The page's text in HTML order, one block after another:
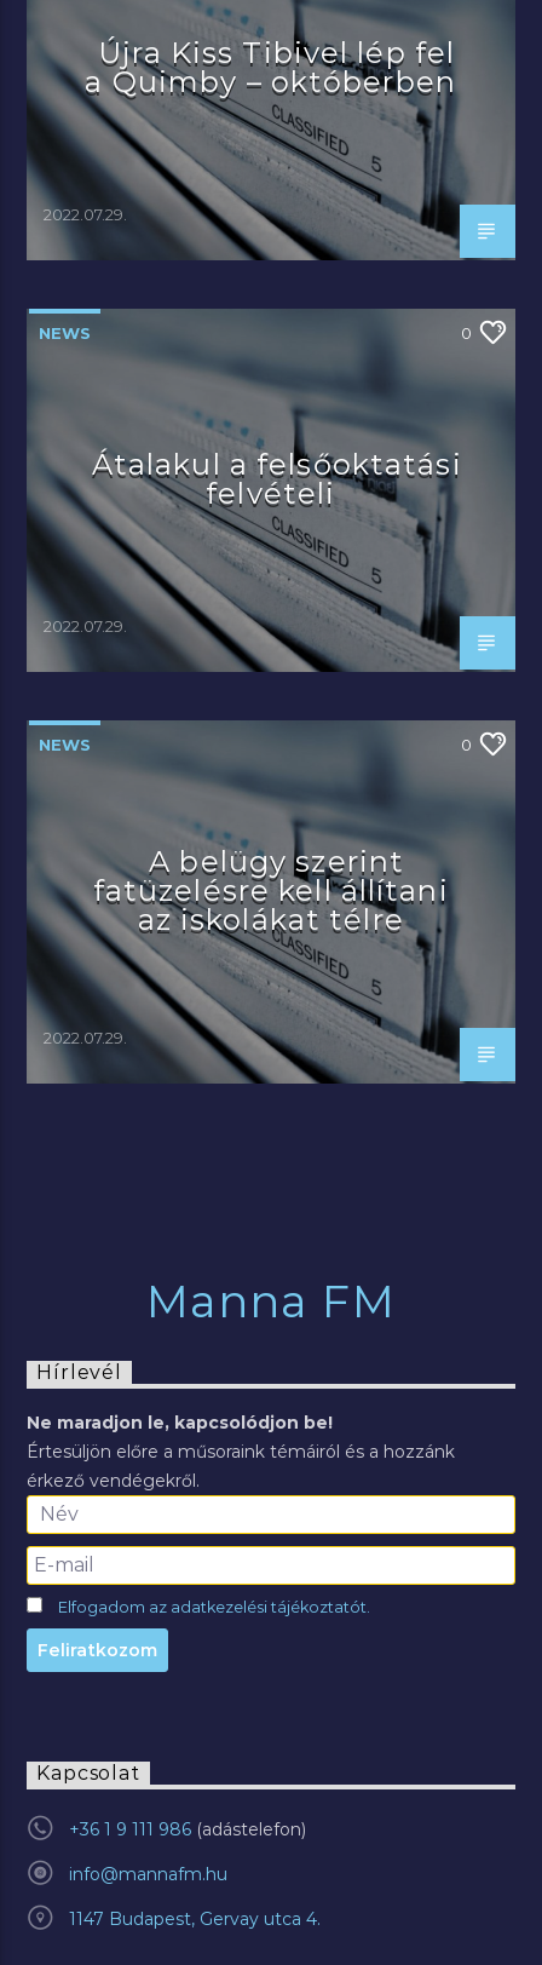
Újra Kiss Tibivel lép fel
a Quimby – októberben
2022.07.29.
NEWS 0
Átalakul a felsőoktatási
felvételi
2022.07.29.
NEWS 0
A belügy szerint
fatüzelésre kell állítani
az iskolákat télre
2022.07.29.
Manna FM
Hírlevél
Ne maradjon le, kapcsolódjon be!
Értesüljön előre a műsoraink témáiról és a hozzánk
érkező vendégekről.
Elfogadom az adatkezelési tájékoztatót.
Kapcsolat
+36 1 9 111 986
info@mannafm.hu
1147 Budapest, Gervay utca 4.